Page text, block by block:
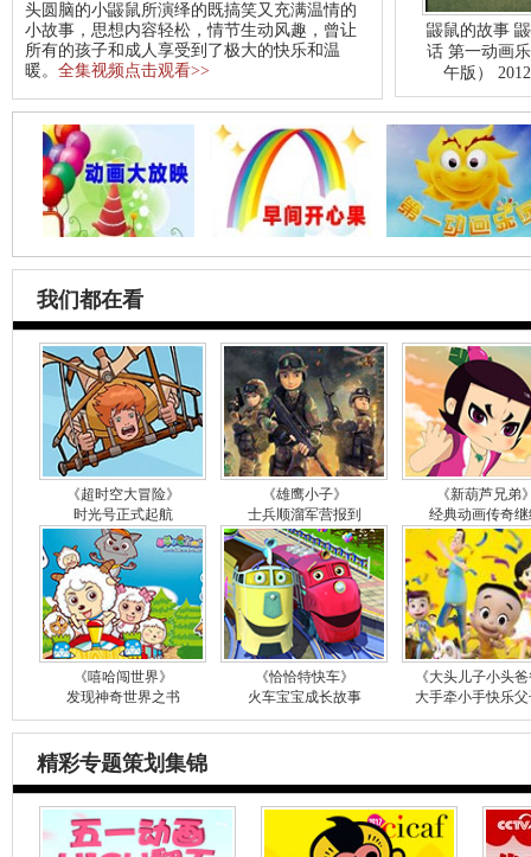
头圆脑的小鼹鼠所演绎的既搞笑又充满温情的
小故事，思想内容轻松，情节生动风趣，曾让
所有的孩子和成人享受到了极大的快乐和温
暖。 全集视频点击观看>>
鼹鼠的故事
话 第一动画
午版）
我们都在看
《超时空大冒险》
时光号正式起航
《雄鹰小子》
士兵顺溜军营报到
《新葫芦兄弟
经典动画传奇
《嘻哈闯世界》
发现神奇世界之书
《恰恰特快车》
火车宝宝成长故事
《大头儿子小头
大手牵小手快乐
精彩专题策划集锦